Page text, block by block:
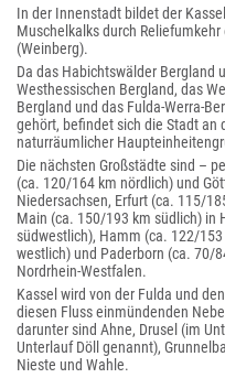
In der Innenstadt bildet der
Muschelkalks durch
(Weinberg).
Da das Habichtswälder Bergland
Westhessischen Bergland, das
Bergland und das Fulda-Werra-
gehört, befindet sich die Stadt
naturräumlicher
Die nächsten Großstädte sind –
(ca. 120/164 km nördlich) und
Niedersachsen, Erfurt (ca. 115/
Main (ca. 150/193 km südlich) in
südwestlich), Hamm (ca. 122/
westlich) und Paderborn (ca. 70/
Nordrhein-Westfalen.
Kassel wird von der Fulda und
diesen Fluss einmündenden
darunter sind Ahne, Drusel (im
Unterlauf Döll genannt),
Nieste und Wahle.